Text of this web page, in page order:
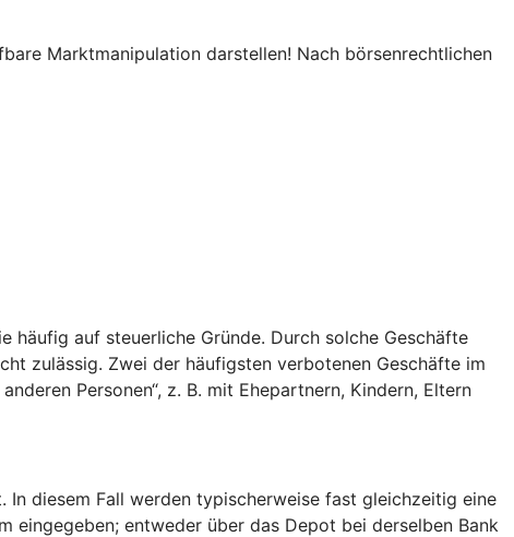
Marktmanipulation darstellen! Nach börsenrechtlichen
häufig auf steuerliche Gründe. Durch solche Geschäfte
zulässig. Zwei der häufigsten verbotenen Geschäfte im
Personen“, z. B. mit Ehepartnern, Kindern, Eltern
In diesem Fall werden typischerweise fast gleichzeitig eine
eingegeben; entweder über das Depot bei derselben Bank